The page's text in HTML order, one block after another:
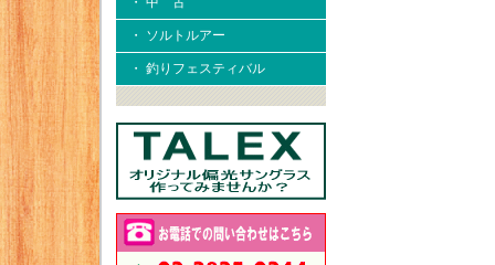
・ ソルトルアー
・ 釣りフェスティバル